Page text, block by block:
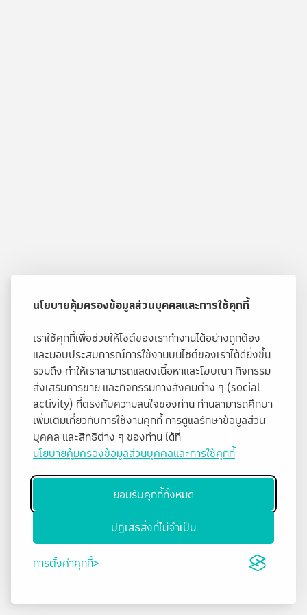
นโยบายคุ้มครองข้อมูลส่วนบุคคลและการใช้คุกกี้
เราใช้คุกกี้เพื่อช่วยให้ไซต์ของเราทำงานได้อย่างถูกต้อง
และมอบประสบการณ์การใช้งานบนไซต์ของเราได้ดียิ่งขึ้น
รวมถึง ทำให้เราสามารถแสดงเนื้อหาและโฆษณา กิจกรรม
ส่งเสริมการขาย และกิจกรรมทางสังคมต่าง ๆ (social
activity) ที่ตรงกับความสนใจของท่าน ท่านสามารถศึกษา
เพิ่มเติมเกี่ยวกับการใช้งานคุกกี้ การดูแลรักษาข้อมูลส่วน
บุคคล และสิทธิต่าง ๆ ของท่าน ได้ที่
นโยบายคุ้มครองข้อมูลส่วนบุคคลและการใช้คุกกี้
ยอมรับคุกกี้ทั้งหมด
ปฏิเสธสิ่งที่ไม่จำเป็น
การตั้งค่าคุกกี้